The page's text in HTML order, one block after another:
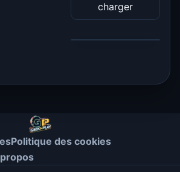
charger
Politique des cookies